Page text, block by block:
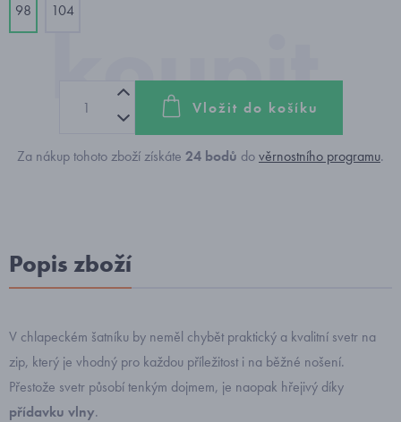
98 104
Vložit do košíku
Za nákup tohoto zboží získáte 24 bodů dověrnostního programu.
Popis zboží
V chlapeckém šatníku by neměl chybět praktický a kvalitní svetr na
zip, který je vhodný pro každou příležitost i na běžné nošení.
Přestože svetr působí tenkým dojmem, je naopak hřejivý díky
přídavku vlny.